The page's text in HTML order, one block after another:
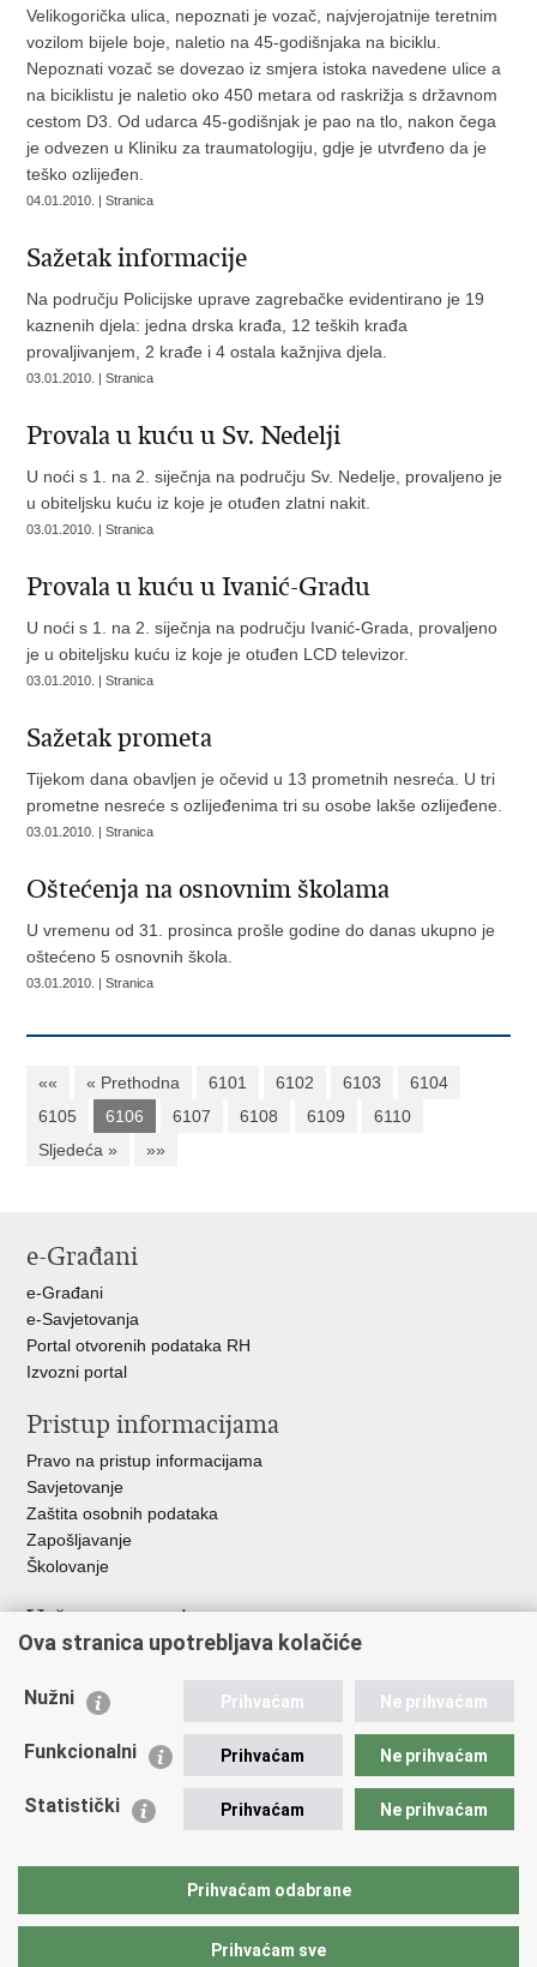
Velikogorička ulica, nepoznati je vozač, najvjerojatnije teretnim
vozilom bijele boje, naletio na 45-godišnjaka na biciklu.
Nepoznati vozač se dovezao iz smjera istoka navedene ulice a
na biciklistu je naletio oko 450 metara od raskrižja s državnom
cestom D3. Od udarca 45-godišnjak je pao na tlo, nakon čega
je odvezen u Kliniku za traumatologiju, gdje je utvrđeno da je
teško ozlijeđen.
04.01.2010. | Stranica
Sažetak informacije
Na području Policijske uprave zagrebačke evidentirano je 19
kaznenih djela: jedna drska krađa, 12 teških krađa
provaljivanjem, 2 krađe i 4 ostala kažnjiva djela.
03.01.2010. | Stranica
Provala u kuću u Sv. Nedelji
U noći s 1. na 2. siječnja na području Sv. Nedelje, provaljeno je
u obiteljsku kuću iz koje je otuđen zlatni nakit.
03.01.2010. | Stranica
Provala u kuću u Ivanić-Gradu
U noći s 1. na 2. siječnja na području Ivanić-Grada, provaljeno
je u obiteljsku kuću iz koje je otuđen LCD televizor.
03.01.2010. | Stranica
Sažetak prometa
Tijekom dana obavljen je očevid u 13 prometnih nesreća. U tri
prometne nesreće s ozlijeđenima tri su osobe lakše ozlijeđene.
03.01.2010. | Stranica
Oštećenja na osnovnim školama
U vremenu od 31. prosinca prošle godine do danas ukupno je
oštećeno 5 osnovnih škola.
03.01.2010. | Stranica
«« « Prethodna 6101 6102 6103
6104
6105
6106 6107 6108 6109
6110
Sljedeća »
»»
e-Građani
e-Građani
e-Savjetovanja
Portal otvorenih podataka RH
Izvozni portal
Pristup informacijama
Pravo na pristup informacijama
Savjetovanje
Zaštita osobnih podataka
Zapošljavanje
Školovanje
Važne poveznice
Ministarstvo unutarnjih poslova
Udruge
Policijska akademija
Zaklada policijske solidarnosti
Vučetić"
Ova stranica upotrebljava kolačiće
Nužni Prihvaćam Ne prihvaćam
Funkcionalni Prihvaćam Ne prihvaćam
Statistički Prihvaćam Ne prihvaćam
Prihvaćam odabrane
Prihvaćam sve